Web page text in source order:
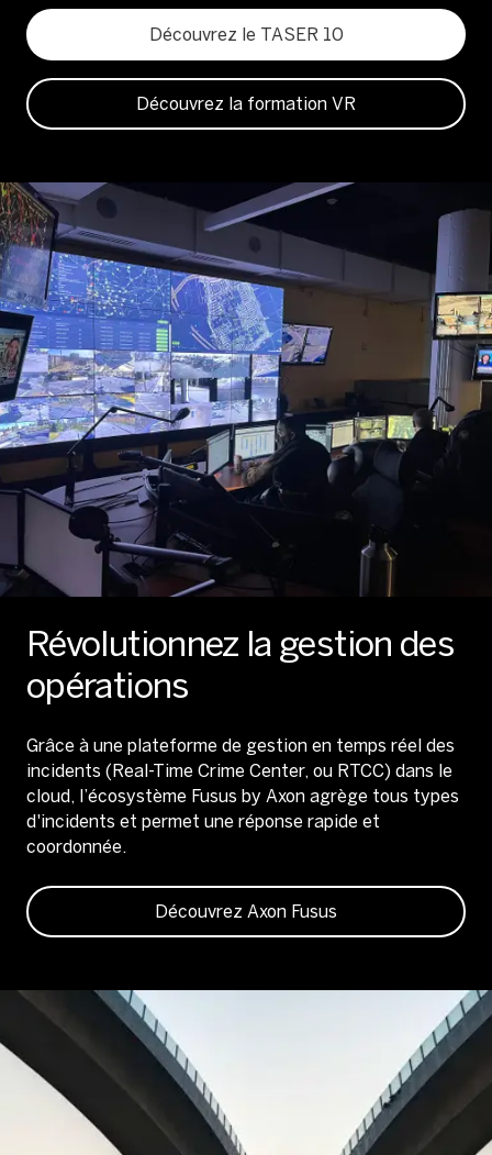
Découvrez le TASER 10
Découvrez la formation VR
Révolutionnez la gestion des
opérations
Grâce à une plateforme de gestion en temps réel des
incidents (Real-Time Crime Center, ou RTCC) dans le
cloud, l’écosystème Fusus by Axon agrège tous types
d'incidents et permet une réponse rapide et
coordonnée.
Découvrez Axon Fusus